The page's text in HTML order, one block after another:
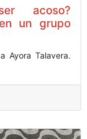
acoso?
un grupo
Ayora Talavera.